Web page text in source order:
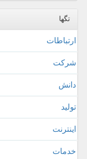
تگها
ارتباطات
شركت
دانش
تولید
اینترنت
خدمات